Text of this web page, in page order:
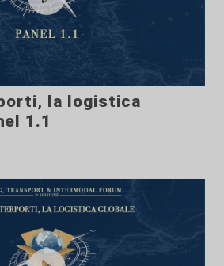
la logistica
1.1